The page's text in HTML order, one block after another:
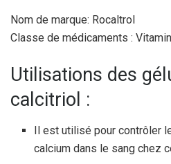
Nom de marque: Rocaltrol
Classe de médicaments :
Utilisations des
calcitriol :
Il est utilisé pour contrôler
calcium dans le sang chez